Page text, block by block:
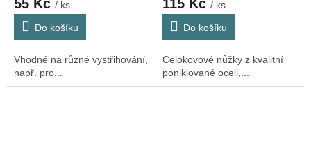
55 Kč / ks
Do košíku
Vhodné na různé vystřihování,
např. pro...
115 Kč / ks
Do košíku
Celokovové nůžky z kvalitní
poniklované oceli,...